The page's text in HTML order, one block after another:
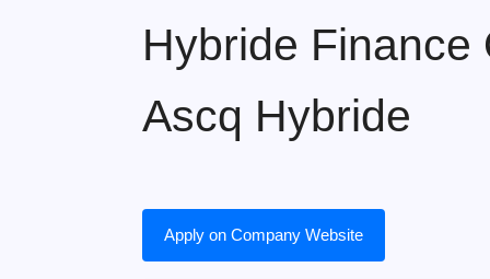
Hybride Finance
Ascq Hybride
Apply on Company Website